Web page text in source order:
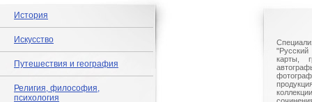
История
Искусство
Путешествия и география
Религия, философия,
психология
"Русский
карты,